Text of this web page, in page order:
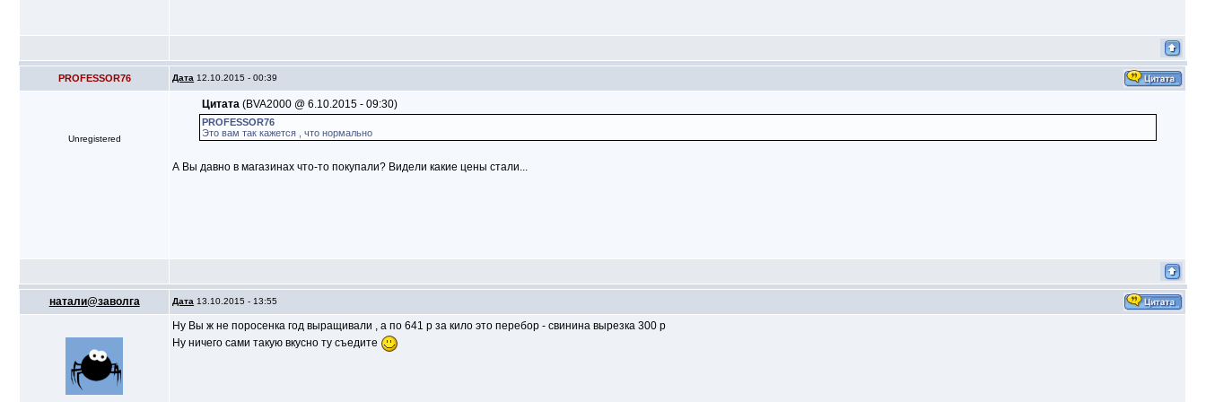
PROFESSOR76 Дата 12.10.2015 - 00:39
Unregistered
Цитата(BVA2000 @ 6.10.2015 - 09:30)
PROFESSOR76
Это вам так кажется , что нормально
А Вы давно в магазинах что-то покупали? Видели какие цены стали...
натали@заволга Дата 13.10.2015 - 13:55
Ну Вы ж не поросенка год выращивали , а по 641 р за кило это перебор - свинина вырезка 300 р
Ну ничего сами такую вкусно ту съедите